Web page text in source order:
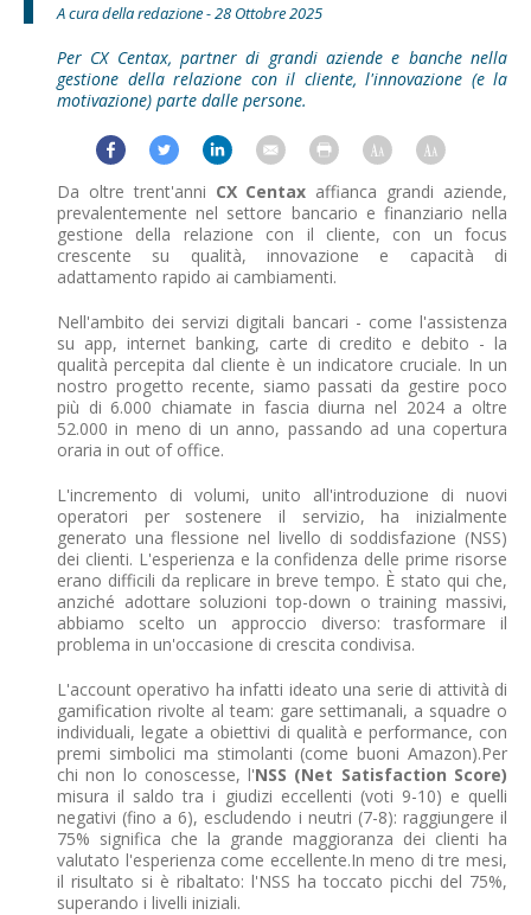
A cura della redazione - 28 Ottobre 2025
Per CX Centax, partner di grandi aziende e banche nella
gestione della relazione con il cliente, l'innovazione (e la
motivazione) parte dalle persone.
Da oltre trent'anni CX Centax affianca grandi aziende,
prevalentemente nel settore bancario e finanziario nella
gestione della relazione con il cliente, con un focus
crescente su qualità, innovazione e capacità di
adattamento rapido ai cambiamenti.
Nell'ambito dei servizi digitali bancari - come l'assistenza
su app, internet banking, carte di credito e debito - la
qualità percepita dal cliente è un indicatore cruciale. In un
nostro progetto recente, siamo passati da gestire poco
più di 6.000 chiamate in fascia diurna nel 2024 a oltre
52.000 in meno di un anno, passando ad una copertura
oraria in out of office.
L'incremento di volumi, unito all'introduzione di nuovi
operatori per sostenere il servizio, ha inizialmente
generato una flessione nel livello di soddisfazione (NSS)
dei clienti. L'esperienza e la confidenza delle prime risorse
erano difficili da replicare in breve tempo. È stato qui che,
anziché adottare soluzioni top-down o training massivi,
abbiamo scelto un approccio diverso: trasformare il
problema in un'occasione di crescita condivisa.
L'account operativo ha infatti ideato una serie di attività di
gamification rivolte al team: gare settimanali, a squadre o
individuali, legate a obiettivi di qualità e performance, con
premi simbolici ma stimolanti (come buoni Amazon).Per
chi non lo conoscesse, l'NSS (Net Satisfaction Score)
misura il saldo tra i giudizi eccellenti (voti 9-10) e quelli
negativi (fino a 6), escludendo i neutri (7-8): raggiungere il
75% significa che la grande maggioranza dei clienti ha
valutato l'esperienza come eccellente.In meno di tre mesi,
il risultato si è ribaltato: l'NSS ha toccato picchi del 75%,
superando i livelli iniziali.